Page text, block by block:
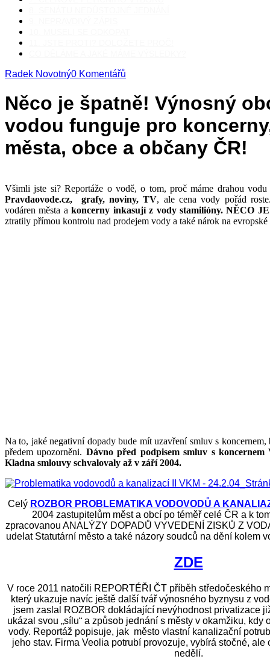
Radek Novotný0 Komentářů
Něco je špatně! Výnosný
vodou funguje pro
města, obce a občany ČR!
Všimli jste si? Reportáže o vodě, o tom, proč máme drahou
Pravdaovode.cz, grafy, noviny, TV, ale cena vody pořád
vodáren města akoncerny inkasují z vody stamilióny.NĚCO
ztratily přímou kontrolu nad prodejem vody a také nárok na evropské
Na to, jaké negativní dopady bude mít uzavření smluv s koncernem,
předem upozorněni. Dávno před podpisem smluv s
Kladna smlouvy schvalovaly až v září 2004.
Celý ROZBOR PROBLEMATIKA VODOVODŮ A
2004 zastupitelům měst a obcí po téměř celé ČR a k
zpracovanou ANALÝZY DOPADŮ VYVEDENÍ ZISKŮ Z
udelat Statutární město a také názory soudců na dění kolem
ZDE
V roce 2011 natočili REPORTÉŘI ČT příběh středočeského
který ukazuje navíc ještě další tvář výnosného byznysu z
jsem zaslal ROZBOR dokládající nevýhodnost privatizace
ukázal svou „sílu“ a způsob jednání s městy v okamžiku, kdy
vody. Reportáž popisuje, jak město vlastní kanalizační
jeho stav. Firma Veolia potrubí provozuje, vybírá stočné, ale
nedělí.